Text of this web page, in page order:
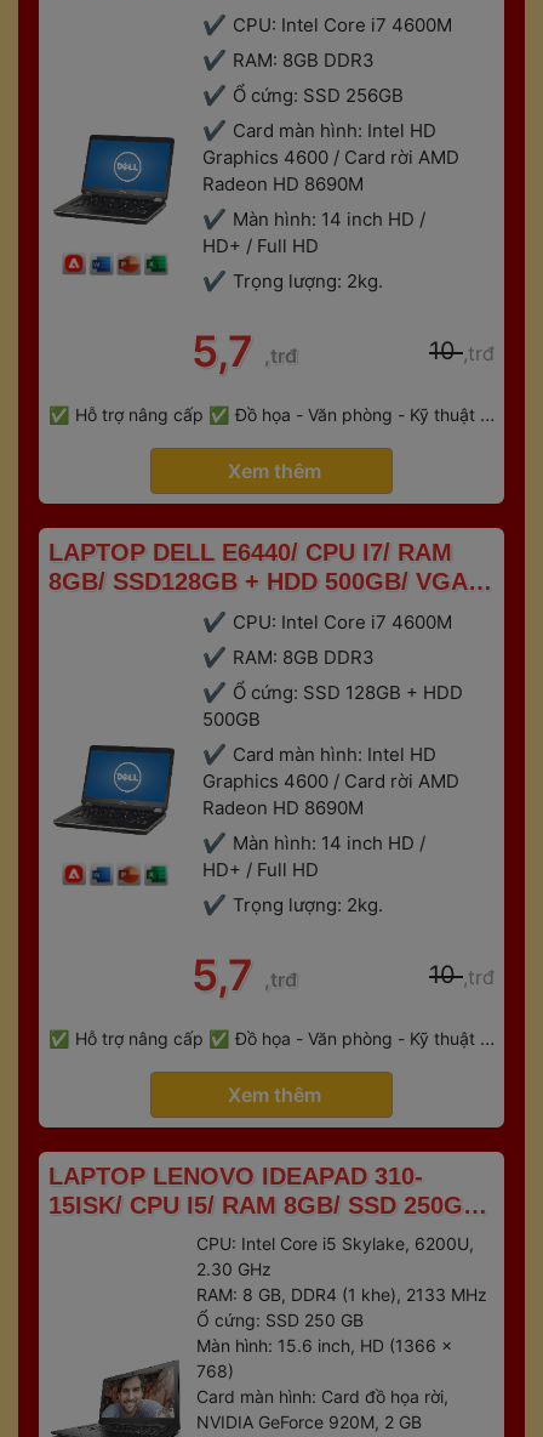
CPU: Intel Core i7 4600M
RAM: 8GB DDR3
Ổ cứng: SSD 256GB
Card màn hình: Intel HD
Graphics 4600 / Card rời AMD
Radeon HD 8690M
Màn hình: 14 inch HD /
HD+ / Full HD
Trọng lượng: 2kg.
5,7 ,trđ 10 ,trđ
Hỗ trợ nâng cấp
Đồ họa - Văn phòng - Kỹ thuật -
Xem thêm
LAPTOP DELL E6440/ CPU I7/ RAM
8GB/ SSD128GB + HDD 500GB/ VGA
CPU: Intel Core i7 4600M
RAM: 8GB DDR3
Ổ cứng: SSD 128GB + HDD
500GB
Card màn hình: Intel HD
Graphics 4600 / Card rời AMD
Radeon HD 8690M
Màn hình: 14 inch HD /
HD+ / Full HD
Trọng lượng: 2kg.
5,7 ,trđ 10 ,trđ
Hỗ trợ nâng cấp
Đồ họa - Văn phòng - Kỹ thuật -
Xem thêm
LAPTOP LENOVO IDEAPAD 310-
15ISK/ CPU I5/ RAM 8GB/ SSD 250GB/
VGA RỜI 2GB CPU: Intel Core i5 Skylake, 6200U,
2.30 GHz
RAM: 8 GB, DDR4 (1 khe), 2133 MHz
Ổ cứng: SSD 250 GB
Màn hình: 15.6 inch, HD (1366 x
768)
Card màn hình: Card đồ họa rời,
NVIDIA GeForce 920M, 2 GB